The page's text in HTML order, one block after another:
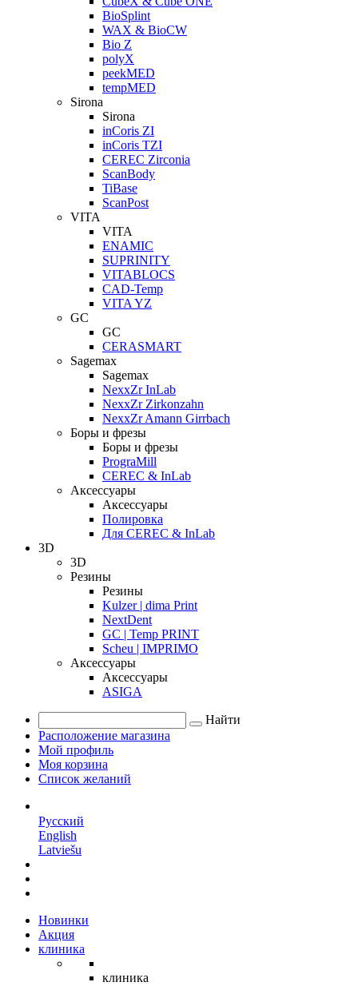
BioSplint
WAX & BioCW
Bio Z
polyX
peekMED
tempMED
Sirona
Sirona
inCoris ZI
inCoris TZI
CEREC Zirconia
ScanBody
TiBase
ScanPost
VITA
VITA
ENAMIC
SUPRINITY
VITABLOCS
CAD-Temp
VITA YZ
GC
GC
CERASMART
Sagemax
Sagemax
NexxZr InLab
NexxZr Zirkonzahn
NexxZr Amann Girrbach
Боры и фрезы
Боры и фрезы
PrograMill
CEREC & InLab
Аксессуары
Аксессуары
Полировка
Для CEREC & InLab
3D
3D
Резины
Резины
Kulzer | dima Print
NextDent
GC | Temp PRINT
Scheu | IMPRIMO
Аксессуары
Аксессуары
ASIGA
Найти
Расположение магазина
Мой профиль
Моя корзина
Список желаний
Русский
English
Latviešu
Новинки
Акция
клиника
клиника